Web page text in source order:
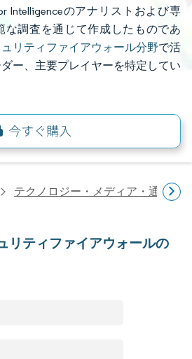
Intelligenceのアナリストおよび専
な調査を通じて作成したものであ
リティファイアウォール分野で活
ー、主要プレイヤーを特定してい
テクノロジー・メディア・通信研
リティファイアウォールの